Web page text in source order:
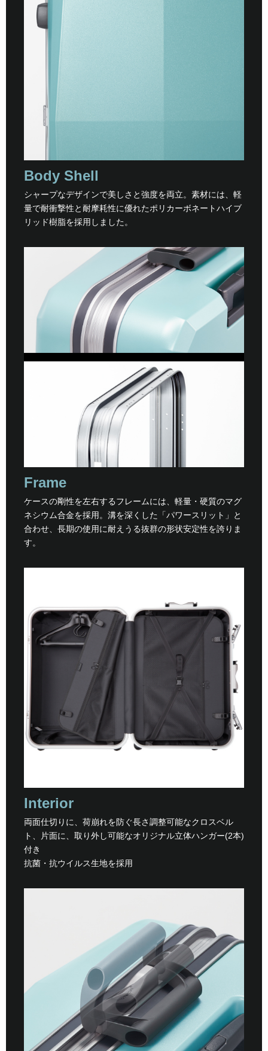
Body Shell
シャープなデザインで美しさと強度を両立。素材には、軽
量で耐衝撃性と耐摩耗性に優れたポリカーボネートハイブ
リッド樹脂を採用しました。
Frame
ケースの剛性を左右するフレームには、軽量・硬質のマグ
ネシウム合金を採用。溝を深くした「パワースリット」と
合わせ、長期の使用に耐えうる抜群の形状安定性を誇りま
す。
Interior
両面仕切りに、荷崩れを防ぐ長さ調整可能なクロスベル
ト、片面に、取り外し可能なオリジナル立体ハンガー(2本)
付き
抗菌・抗ウイルス生地を採用